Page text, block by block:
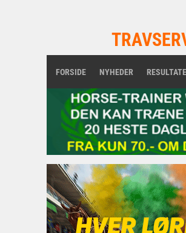
FORSIDE NYHEDER